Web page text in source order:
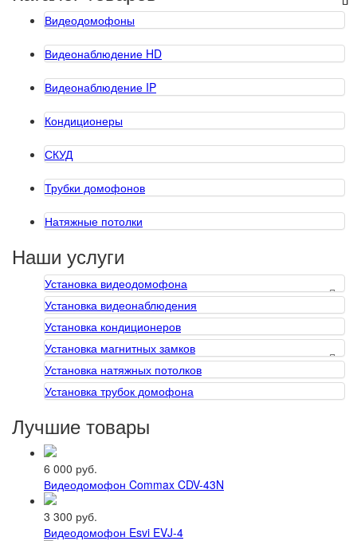
Видеодомофоны
Видеонаблюдение HD
Видеонаблюдение IP
Кондиционеры
СКУД
Трубки домофонов
Натяжные потолки
Наши услуги
Установка видеодомофона
Установка видеонаблюдения
Установка кондиционеров
Установка магнитных замков
Установка натяжных потолков
Установка трубок домофона
Лучшие товары
6 000 руб.
Видеодомофон Commax CDV-43N
3 300 руб.
Видеодомофон Esvi EVJ-4